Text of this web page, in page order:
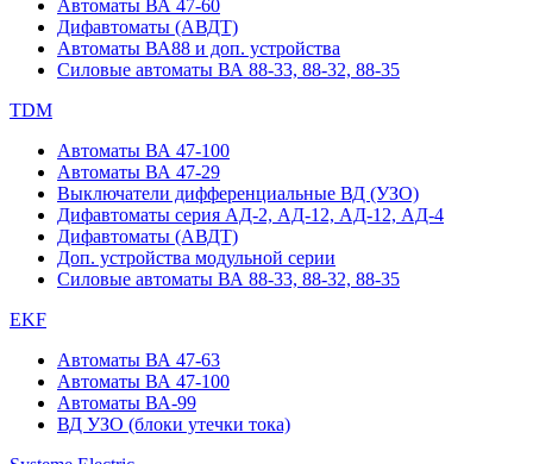
Автоматы ВА 47-60
Дифавтоматы (АВДТ)
Автоматы ВА88 и доп. устройства
Силовые автоматы ВА 88-33, 88-32, 88-35
TDM
Автоматы ВА 47-100
Автоматы ВА 47-29
Выключатели дифференциальные ВД (УЗО)
Дифавтоматы серия АД-2, АД-12, АД-12, АД-4
Дифавтоматы (АВДТ)
Доп. устройства модульной серии
Силовые автоматы ВА 88-33, 88-32, 88-35
EKF
Автоматы ВА 47-63
Автоматы ВА 47-100
Автоматы ВА-99
ВД УЗО (блоки утечки тока)